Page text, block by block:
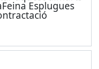
Esplugues